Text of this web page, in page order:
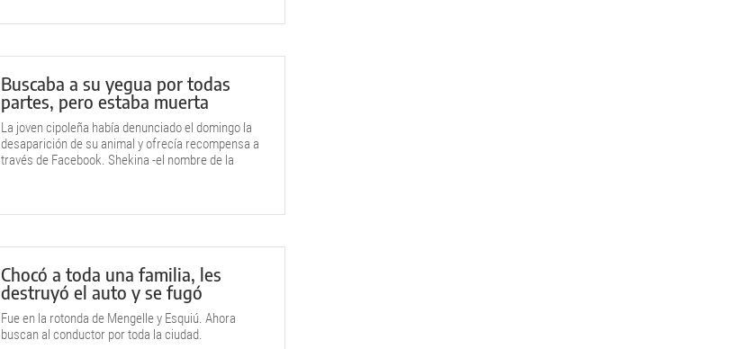
Buscaba a su yegua por todas
partes, pero estaba muerta
La joven cipoleña había denunciado el domingo la
desaparición de su animal y ofrecía recompensa a
través de Facebook. Shekina -el nombre de la
Chocó a toda una familia, les
destruyó el auto y se fugó
Fue en la rotonda de Mengelle y Esquiú. Ahora
buscan al conductor por toda la ciudad.